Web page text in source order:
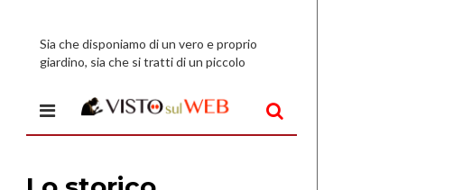
Sia che disponiamo di un vero e proprio
giardino, sia che si tratti di un piccolo